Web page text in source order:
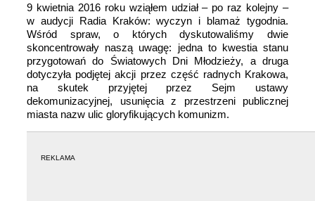
9 kwietnia 2016 roku wziąłem udział – po raz kolejny –
w audycji Radia Kraków: wyczyn i blamaż tygodnia.
Wśród spraw, o których dyskutowaliśmy dwie
skoncentrowały naszą uwagę: jedna to kwestia stanu
przygotowań do Światowych Dni Młodzieży, a druga
dotyczyła podjętej akcji przez część radnych Krakowa,
na skutek przyjętej przez Sejm ustawy
dekomunizacyjnej, usunięcia z przestrzeni publicznej
miasta nazw ulic gloryfikujących komunizm.
REKLAMA